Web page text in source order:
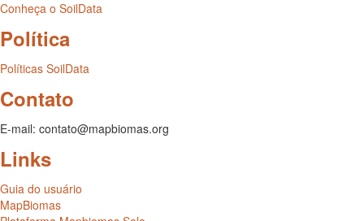
Conheça o SoilData
Política
Políticas SoilData
Contato
E-mail: contato@mapbiomas.org
Links
Guia do usuário
MapBiomas